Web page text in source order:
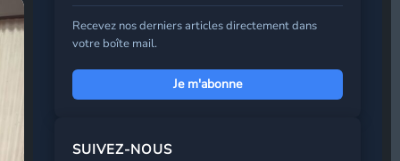
Recevez nos derniers articles directement dans
votre boîte mail.
Je m'abonne
SUIVEZ-NOUS